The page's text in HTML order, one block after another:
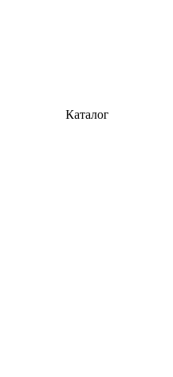
Каталог